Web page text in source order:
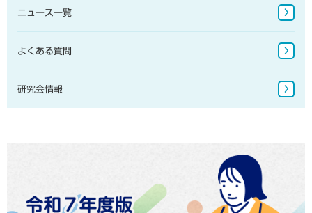
地球儀
ニュース一覧
よくある質問
研究会情報